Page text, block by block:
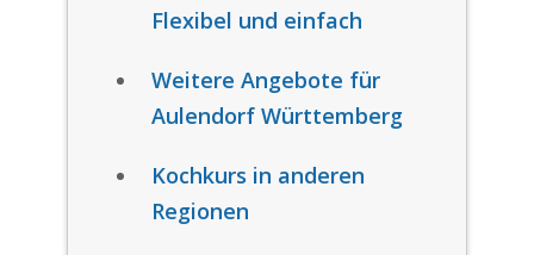
Flexibel und einfach
Weitere Angebote für
Aulendorf Württemberg
Kochkurs in anderen
Regionen